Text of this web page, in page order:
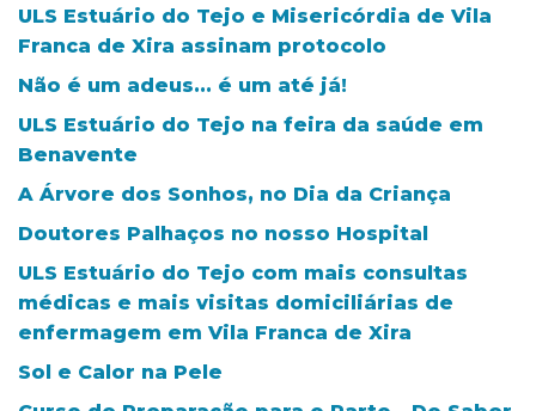
ULS Estuário do Tejo e Misericórdia de Vila
Franca de Xira assinam protocolo
Não é um adeus... é um até já!
ULS Estuário do Tejo na feira da saúde em
Benavente
A Árvore dos Sonhos, no Dia da Criança
Doutores Palhaços no nosso Hospital
ULS Estuário do Tejo com mais consultas
médicas e mais visitas domiciliárias de
enfermagem em Vila Franca de Xira
Sol e Calor na Pele